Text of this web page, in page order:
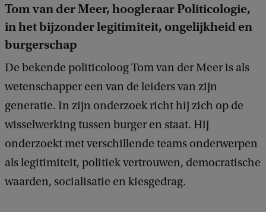
Tom van der Meer, hoogleraar Politicologie,
in het bijzonder legitimiteit, ongelijkheid en
burgerschap
De bekende politicoloog Tom van der Meer is als
wetenschapper een van de leiders van zijn
generatie. In zijn onderzoek richt hij zich op de
wisselwerking tussen burger en staat. Hij
onderzoekt met verschillende teams onderwerpen
als legitimiteit, politiek vertrouwen, democratische
waarden, socialisatie en kiesgedrag.